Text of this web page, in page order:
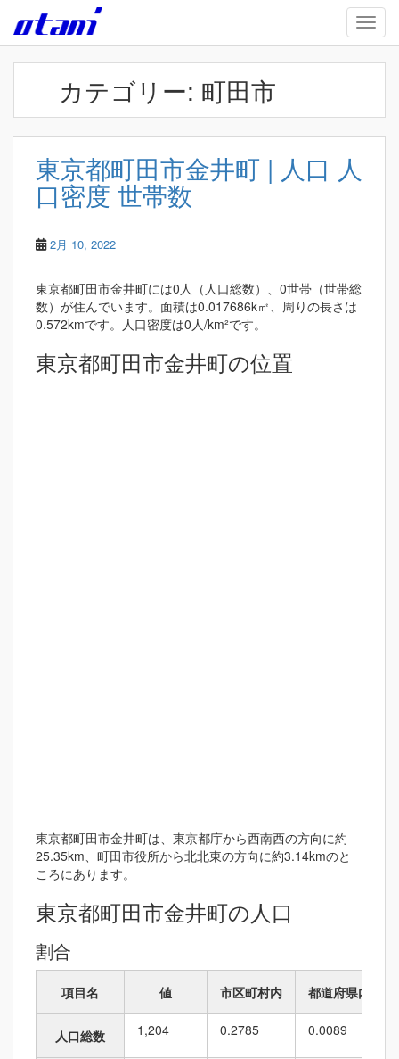
Skip to main content
カテゴリー: 町田市
東京都町田市金井町 | 人口 人
口密度 世帯数
2月 10, 2022
東京都町田市金井町には0人（人口総数）、0世帯（世帯総
数）が住んでいます。面積は0.017686k㎡、周りの長さは
0.572kmです。人口密度は0人/km²です。
東京都町田市金井町の位置
東京都町田市金井町は、東京都庁から西南西の方向に約
25.35km、町田市役所から北北東の方向に約3.14kmのと
ころにあります。
東京都町田市金井町の人口
割合
項目名 値 市区町村内 都道府県内
人口総数 1,204 0.2785 0.0089